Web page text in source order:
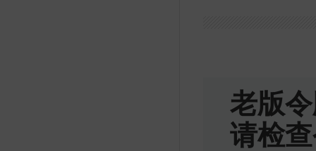
老版
请检